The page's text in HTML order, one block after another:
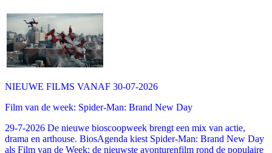
NIEUWE FILMS VANAF 30-07-2026
Film van de week: Spider-Man: Brand New Day
29-7-2026 De nieuwe bioscoopweek brengt een mix van actie,
drama en arthouse. BiosAgenda kiest Spider-Man: Brand New Day
als Film van de Week: de nieuwste avonturenfilm rond de populaire